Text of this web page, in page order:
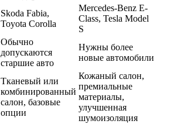
Skoda Fabia,
Toyota Corolla
Mercedes-Benz E-
Class, Tesla Model
S
Обычно
допускаются
старшие авто
Нужны более
новые автомобили
Тканевый или
комбинированный
салон, базовые
опции
Кожаный салон,
премиальные
материалы,
улучшенная
шумоизоляция